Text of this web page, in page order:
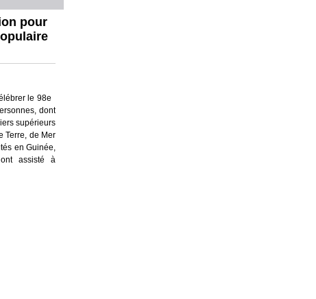
pour
le 98e
dont
supérieurs
Terre, de Mer
en Guinée,
assisté à